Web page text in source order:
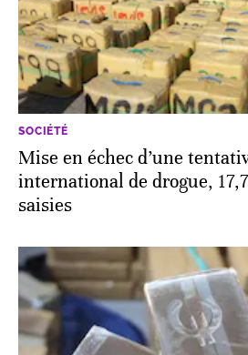
SOCIÉTÉ
Mise en échec d’une
international de drogue,
saisies